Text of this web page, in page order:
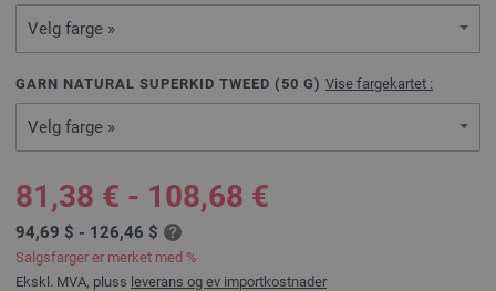
Velg farge »
GARN NATURAL SUPERKID TWEED ( 50 G) Vise fargekartet :
Velg farge »
81,38 € - 108,68 €
94,69 $ - 126,46 $
Salgsfarger er merket med %
Ekskl. MVA, pluss leverans og ev importkostnader